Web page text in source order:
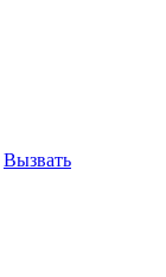
Вызвать